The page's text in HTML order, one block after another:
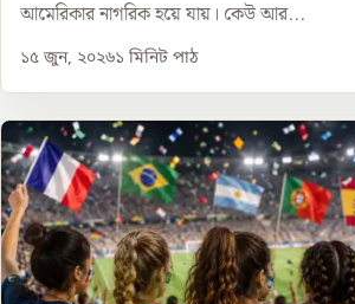
আমেরিকার নাগরিক হয়ে যায়। কেউ আর...
১৫ জুন, ২০২৬১ মিনিট পাঠ